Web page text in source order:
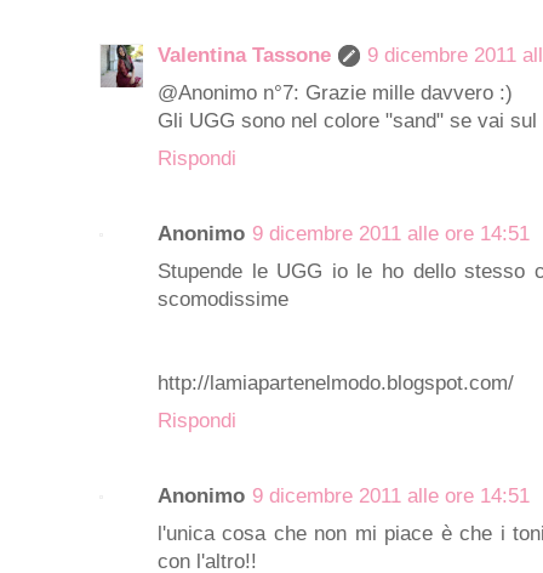
Valentina Tassone
9 dicembre 2011
@Anonimo n°7: Grazie mille davvero :)
Gli UGG sono nel colore "sand" se vai
Rispondi
Anonimo 9 dicembre 2011 alle ore 14:51
Stupende le UGG io le ho dello stesso
scomodissime
http://lamiapartenelmodo.blogspot.com/
Rispondi
Anonimo 9 dicembre 2011 alle ore 14:51
l'unica cosa che non mi piace è che i
con l'altro!!